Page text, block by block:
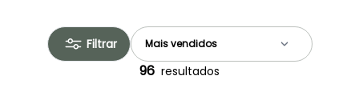
Filtrar
96 resultados